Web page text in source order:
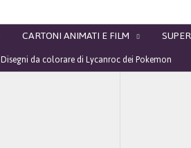
CARTONI ANIMATI E FILM
Disegni da colorare di Lycanroc dei Pokemon